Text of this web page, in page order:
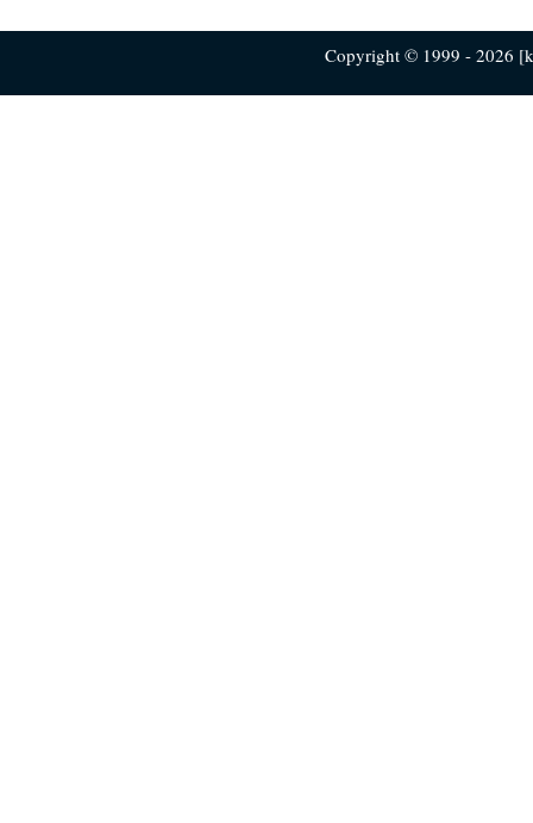
Copyright © 1999 - 2026